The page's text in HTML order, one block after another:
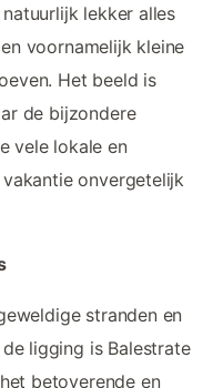
lekker alles
voornamelijk kleine
Het beeld is
de bijzondere
vele lokale en
onvergetelijk
stranden en
ligging is Balestrate
betoverende en